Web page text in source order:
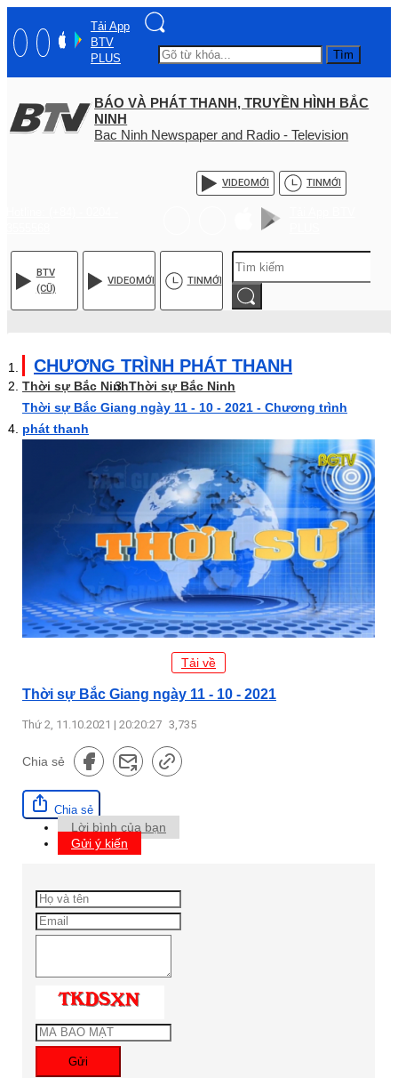
Tải App
BTV
PLUS
Tìm
BÁO VÀ PHÁT THANH, TRUYỀN HÌNH BẮC
NINH
Bac Ninh Newspaper and Radio - Television
VIDEOMỚI TINMỚI
BTV
(CŨ)
VIDEOMỚI TINMỚI
CHƯƠNG TRÌNH PHÁT THANH
Thời sự Bắc NinhThời sự Bắc Ninh
Thời sự Bắc Giang ngày 11 - 10 - 2021 - Chương trình
phát thanh
Tải về
Thời sự Bắc Giang ngày 11 - 10 - 2021
Thứ 2, 11.10.2021 | 20:20:27 3,735
Chia sẻ
Chia sẻ
Lời bình của bạn
Gửi ý kiến
Gửi